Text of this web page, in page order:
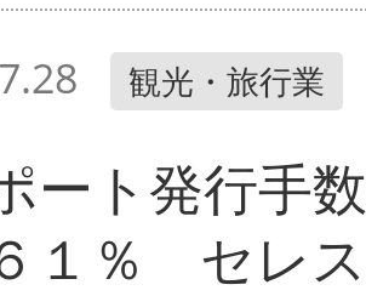
観光・旅行業
ート発行手
１％ セレ